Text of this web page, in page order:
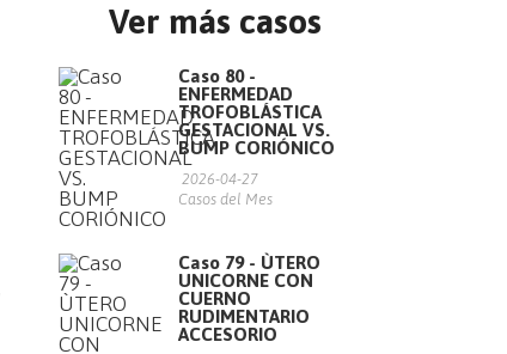
Ver más casos
Caso 80 -
ENFERMEDAD
TROFOBLÁSTICA
GESTACIONAL VS.
BUMP CORIÓNICO
2026-04-27
Casos del Mes
Caso 79 - ÙTERO
UNICORNE CON
CUERNO
RUDIMENTARIO
ACCESORIO